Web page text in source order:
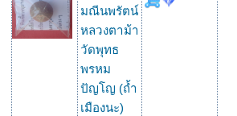
มณีนพรัตน์
หลวงตาม้า
วัดพุทธ
พรหม
ปัญโญ (ถ้ำ
เมืองนะ)